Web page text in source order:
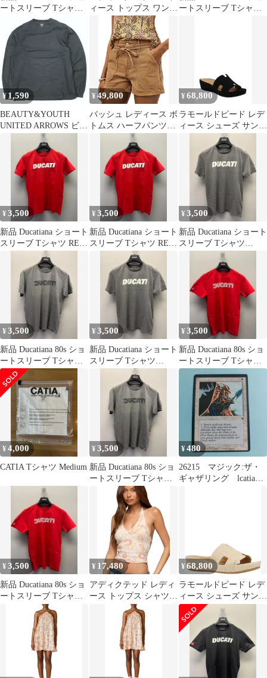
ートスリーブ Tシャツ
RED Mサイズ
ィース トップス ワンピ
ース STEVE MADDEN
Catiana Dress Pastel
Multi マルチカラー
ートスリーブ Tシャツ
¥ 1,590
BEAUTY&YOUTH
UNITED ARROWS ビュ
ーティーアンドユース
ユナイテッドアローズ
抗菌防臭加工 CATIA カ
ットソー 1212-105-7454
L Dk.Navy 長袖 Tシャ
ツ トップス g26208
¥49,800
バッシュ レディース ボ
トムス ハーフパンツ・
ショーツ ショートパン
ツ bash Catia Tie Belt
Patch Pocket Shorts
Camel キャメル
¥68,800
ラモールドピード レデ
ィース シューズ サンダ
ル プラットフォーム
LAmour des Pieds
Catiana Platform Sandal
Black Suede ブラック
¥3,500
新品 Ducatiana ショート
スリーブ Tシャツ RED
¥3,500
新品 Ducatiana ショート
スリーブ Tシャツ RED
¥3,500
新品 Ducatiana ショート
スリーブ Tシャツ
GRAY Lサイズ
¥3,500
新品 Ducatiana 80s ショ
ートスリーブ Tシャツ
GRAY Mサイズ
¥3,500
新品 Ducatiana ショート
スリーブ Tシャツ
GRAY Sサイズ
¥3,500
新品 Ducatiana 80s ショ
ートスリーブ Tシャツ
RED Lサイズ
¥4,000
CATIA Tシャツ Medium
¥3,500
新品 Ducatiana 80s ショ
ートスリーブ Tシャツ
GRAY Lサイズ
¥480
26215 マジック:ザ・
ギャザリング lcatian
¥3,500
新品 Ducatiana 80s ショ
ートスリーブ Tシャツ
RED Sサイズ
¥ 17,480
アディクテッド レディ
ース トップス シャツ
背中開き メッシュ スパ
ンコール ホルター
Edikted Womens Catia
Backlessequin Meshalter
Top Nude
¥68,800
ラモールドピード レデ
ィース シューズ サンダ
ル リネン LAmour Des
Pieds Catiana Linen Slide
Sandals Natural